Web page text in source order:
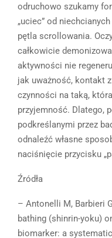
odruchowo szukamy
„uciec” od
pętla scrollowania.
całkowicie
aktywności nie
jak uważność, kontakt
czynności na taką,
przyjemność. Dlatego,
podkreślanymi przez
odnaleźć własne
naciśnięcie przycisku
Źródła
– Antonelli M, Barbieri
bathing (shinrin-yoku)
biomarker: a